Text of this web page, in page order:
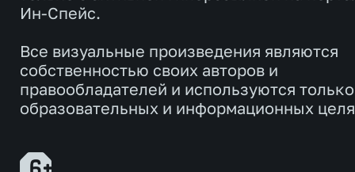
Ин-Спейс.
Все визуальные произведения являются
собственностью своих авторов и
правообладателей и используются
образовательных и информационных